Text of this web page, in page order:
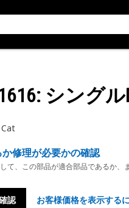
: シングル
修理が必要かの確認
て、この部品が適合部品であるか、
認 お客様価格を表示する